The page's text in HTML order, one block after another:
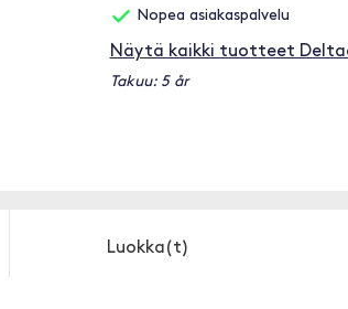
Nopea asiakaspalvelu
Näytä kaikki tuotteet
Takuu: 5 år
Luokka(t)